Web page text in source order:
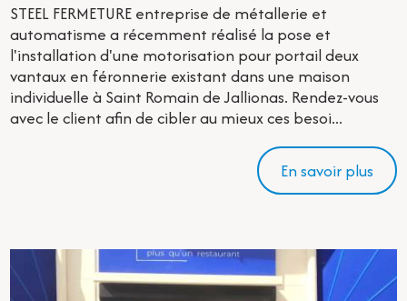
STEEL FERMETURE entreprise de métallerie et
automatisme a récemment réalisé la pose et
l'installation d'une motorisation pour portail deux
vantaux en féronnerie existant dans une maison
individuelle à Saint Romain de Jallionas. Rendez-vous
avec le client afin de cibler au mieux ces besoi...
En savoir plus